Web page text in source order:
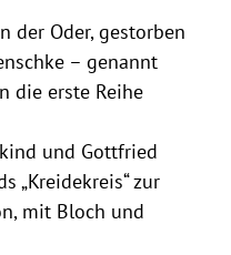
der Oder, gestorben
– genannt
die erste Reihe
und Gottfried
„Kreidekreis“ zur
mit Bloch und